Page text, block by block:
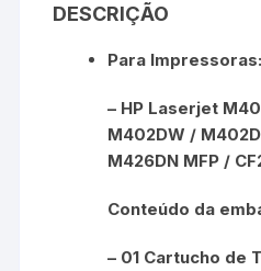
DESCRIÇÃO
Para Impressoras:
– HP Laserjet
M402DW /
M426DN MFP /
Conteúdo da
– 01 Cartucho de